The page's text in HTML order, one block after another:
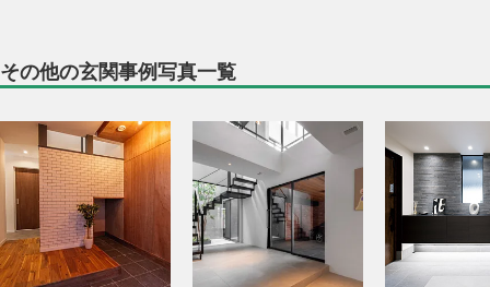
その他の玄関事例写真一覧